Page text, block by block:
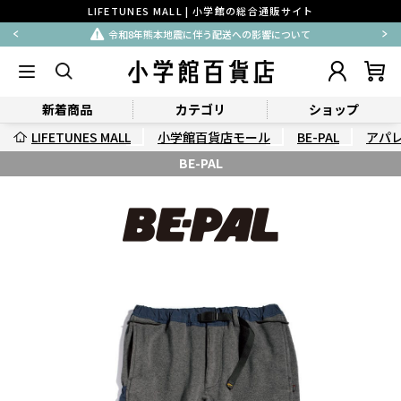
LIFETUNES MALL | 小学館の総合通販サイト
令和8年熊本地震に伴う配送への影響について
新着商品 カテゴリ
ショップ
LIFETUNES MALL
小学館百貨店モール BE-PAL
アパ
BE-PAL